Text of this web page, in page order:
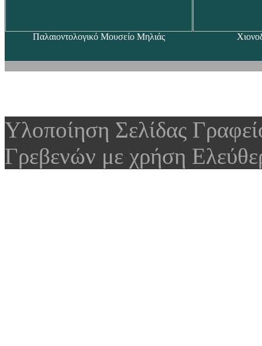
Παλαιοντολογικό Μουσείο Μηλιάς
Υλοποίηση Σελίδας
Γρεβενών με χρήση